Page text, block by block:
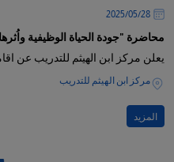
28‏/05‏/2025
محاضرة "جودة الحياة الوظيفية
يعلن مركز ابن الهيثم للتدريب عن
مركز ابن الهيثم للتدريب
المزيد